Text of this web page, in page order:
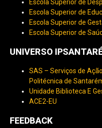
Escola Superior de
Escola Superior de
Escola Superior de
Escola Superior de
UNIVERSO
SAS – Serviços de
Politécnica de
Unidade Biblioteca E
ACE2-EU
FEEDBACK